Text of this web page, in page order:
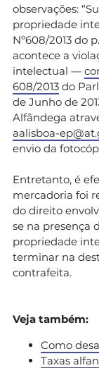
observações:
propriedade
Nº608/2013 do
acontece a
intelectual —
608/2013 do
de Junho de
Alfândega
aalisboa-
envio da
Entretanto, é
mercadoria foi
do direito
se na presença
propriedade
terminar na
contrafeita.
Veja também:
Como
Taxas